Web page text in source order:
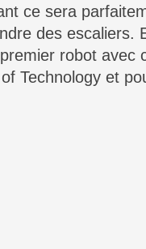
ce sera
des escaliers.
robot avec
Technology et